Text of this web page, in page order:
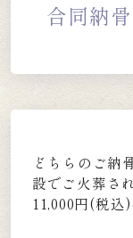
合同納
どちらのご納
設でご火葬さ
11,000円(税込